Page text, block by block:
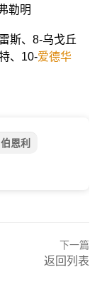
勒明
斯、8-乌戈丘
、10-爱德华
伯恩利
下一篇
返回列表